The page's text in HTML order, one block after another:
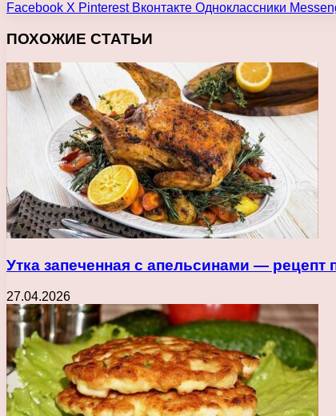
Facebook X Pinterest Вконтакте Одноклассники
ПОХОЖИЕ СТАТЬИ
Утка запеченная с апельсинами —
27.04.2026